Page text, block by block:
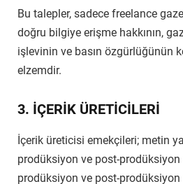
Bu talepler, sadece freelance
doğru bilgiye erişme hakkının,
işlevinin ve basın özgürlüğünün
elzemdir.
3. İÇERİK ÜRETİCİLERİ
İçerik üreticisi emekçileri; metin
prodüksiyon ve post-prodüksiyon
prodüksiyon ve post-prodüksiyon